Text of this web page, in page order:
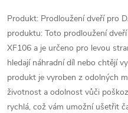
Produkt: Prodloužení dveří pro
produktu: Toto prodloužení
XF106 a je určeno pro levou
hledají náhradní díl nebo chtějí
produkt je vyroben z odolných
životnost a odolnost vůči
rychlá, což vám umožní ušetřit